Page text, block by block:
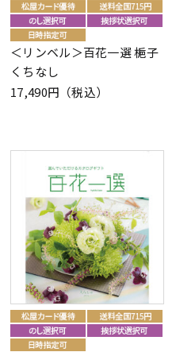
＜リンベル＞百花一選 梔子
くちなし
17,490円（税込）